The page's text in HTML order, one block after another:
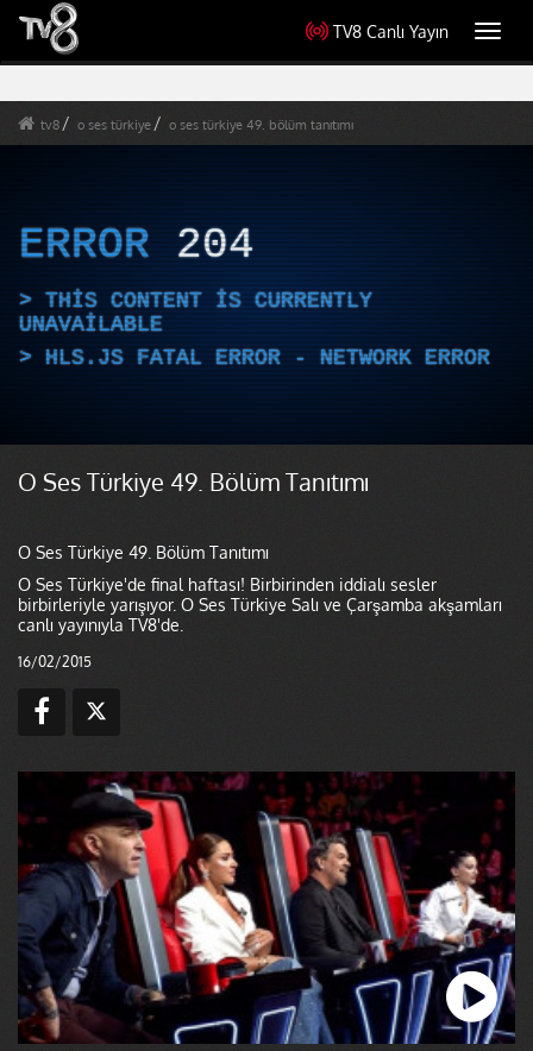
TV8 Canlı Yayın
tv8 o ses türkiye o ses türkiye 49. bölüm tanıtımı
ERROR 204
THIS CONTENT IS CURRENTLY
UNAVAILABLE
HLS.JS FATAL ERROR - NETWORK ERROR
O Ses Türkiye 49. Bölüm Tanıtımı
O Ses Türkiye 49. Bölüm Tanıtımı
O Ses Türkiye'de final haftası! Birbirinden iddialı sesler
birbirleriyle yarışıyor. O Ses Türkiye Salı ve Çarşamba akşamları
canlı yayınıyla TV8'de.
16/02/2015